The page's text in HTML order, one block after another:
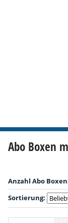
Abo Boxen
Anzahl Abo
Sortierung: